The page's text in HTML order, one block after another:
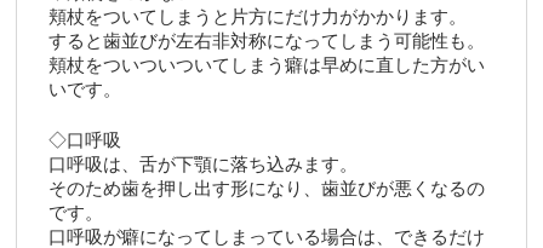
頬杖をついてしまうと片方にだけ力がかかります。
すると歯並びが左右非対称になってしまう可能性も。
頬杖をついついついてしまう癖は早めに直した方がい
いです。
◇口呼吸
口呼吸は、舌が下顎に落ち込みます。
そのため歯を押し出す形になり、歯並びが悪くなるの
です。
口呼吸が癖になってしまっている場合は、できるだけ